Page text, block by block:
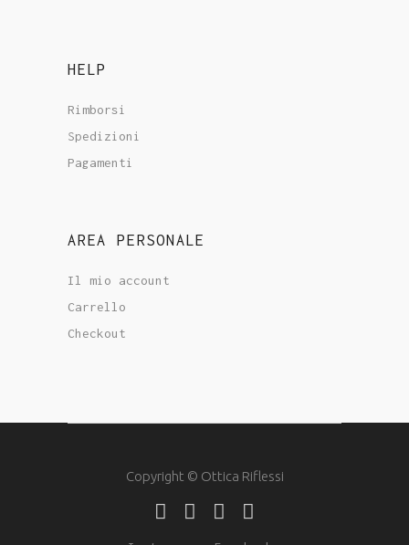
HELP
Rimborsi
Spedizioni
Pagamenti
AREA PERSONALE
Il mio account
Carrello
Checkout
Copyright © Ottica Riflessi